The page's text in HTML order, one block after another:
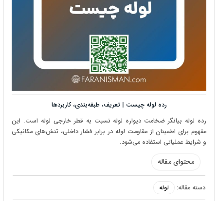
رده لوله چیست | تعریف، طبقه‌بندی، کاربردها
رده لوله بیانگر ضخامت دیواره لوله نسبت به قطر خارجی لوله است. این
مفهوم برای اطمینان از مقاومت لوله در برابر فشار داخلی، تنش‌های مکانیکی
و شرایط عملیاتی استفاده می‌شود.
محتوای مقاله
دسته مقاله: لوله